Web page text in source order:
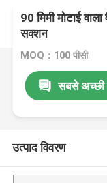
90 मिमी मोटाई
सक्शन
MOQ：100 पीसी
सबसे अच्छी
उत्पाद विवरण